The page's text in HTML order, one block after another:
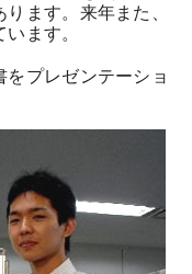
ます。来年また、
ます。
プレゼンテーショ